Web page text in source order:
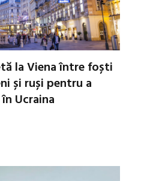
la Viena între foști
și ruși pentru a
Ucraina